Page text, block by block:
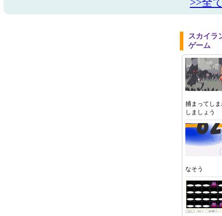
>>全
スカイラ
ゲーム
捕まってし
しましょう
なそう